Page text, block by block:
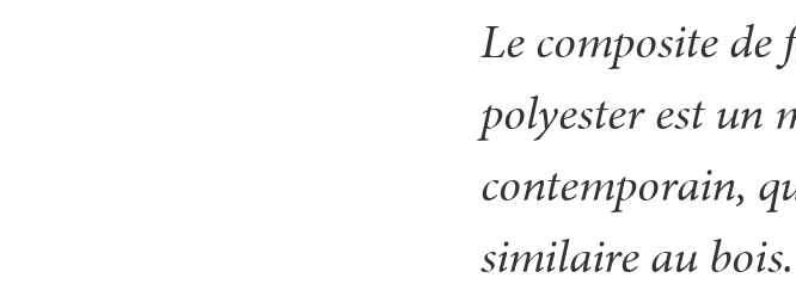
Le composite de
polyester est un
contemporain,
similaire au bois.